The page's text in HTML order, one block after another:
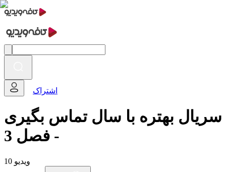
اشتراک
سریال بهتره با سال تماس بگیری
- فصل 3
10 ویدیو